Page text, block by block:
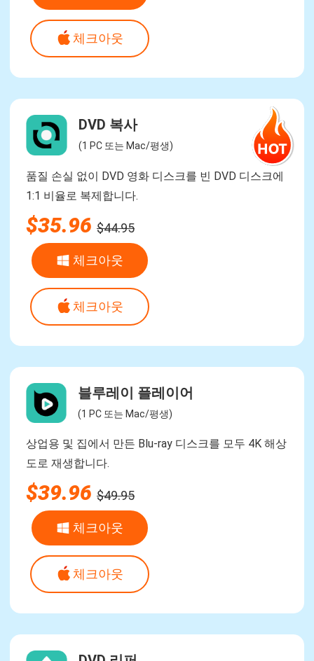
체크아웃
DVD 복사
(1 PC 또는 Mac/평생)
품질 손실 없이 DVD 영화 디스크를 빈 DVD 디스크에
1:1 비율로 복제합니다.
$35.96 $44.95
체크아웃
체크아웃
블루레이 플레이어
(1 PC 또는 Mac/평생)
상업용 및 집에서 만든 Blu-ray 디스크를 모두 4K 해상
도로 재생합니다.
$39.96 $49.95
체크아웃
체크아웃